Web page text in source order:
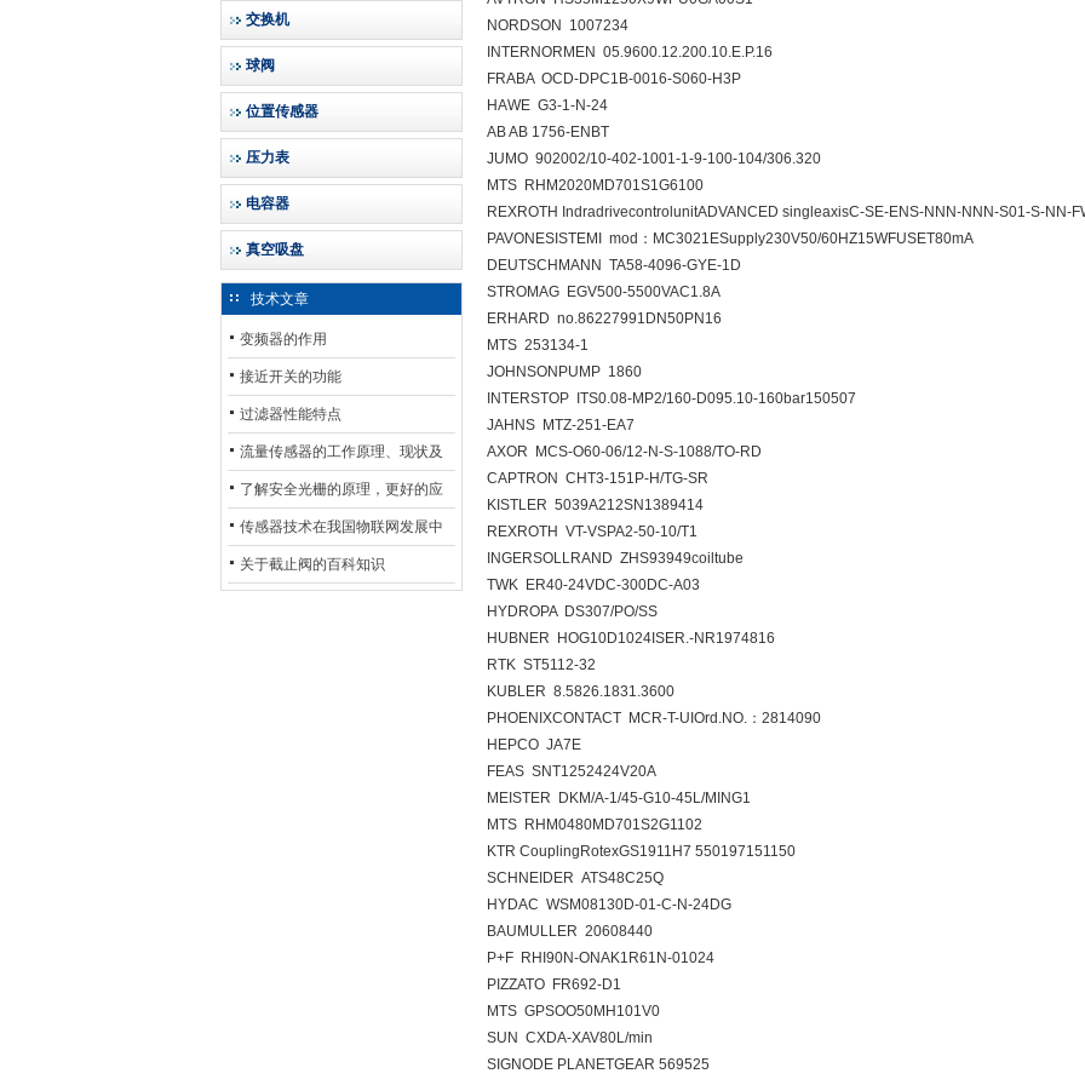
交换机
球阀
位置传感器
压力表
电容器
真空吸盘
技术文章
变频器的作用
接近开关的功能
过滤器性能特点
流量传感器的工作原理、现状及
其发展前景
了解安全光栅的原理，更好的应
用安全光栅
传感器技术在我国物联网发展中
的地位*
关于截止阀的百科知识
NORDSON 1007234
INTERNORMEN 05.9600.12.200.10.E.P.16
FRABA OCD-DPC1B-0016-S060-H3P
HAWE G3-1-N-24
AB AB 1756-ENBT
JUMO 902002/10-402-1001-1-9-100-104/306.320
MTS RHM2020MD701S1G6100
REXROTH IndradrivecontrolunitADVANCED singleaxisC-SE-ENS-NNN-NNN-S01-S-NN-
PAVONESISTEMI mod：MC3021ESupply230V50/60HZ15WFUSET80mA
DEUTSCHMANN TA58-4096-GYE-1D
STROMAG EGV500-5500VAC1.8A
ERHARD no.86227991DN50PN16
MTS 253134-1
JOHNSONPUMP 1860
INTERSTOP ITS0.08-MP2/160-D095.10-160bar150507
JAHNS MTZ-251-EA7
AXOR MCS-O60-06/12-N-S-1088/TO-RD
CAPTRON CHT3-151P-H/TG-SR
KISTLER 5039A212SN1389414
REXROTH VT-VSPA2-50-10/T1
INGERSOLLRAND ZHS93949coiltube
TWK ER40-24VDC-300DC-A03
HYDROPA DS307/PO/SS
HUBNER HOG10D1024ISER.-NR1974816
RTK ST5112-32
KUBLER 8.5826.1831.3600
PHOENIXCONTACT MCR-T-UIOrd.NO.：2814090
HEPCO JA7E
FEAS SNT1252424V20A
MEISTER DKM/A-1/45-G10-45L/MING1
MTS RHM0480MD701S2G1102
KTR CouplingRotexGS1911H7 550197151150
SCHNEIDER ATS48C25Q
HYDAC WSM08130D-01-C-N-24DG
BAUMULLER 20608440
P+F RHI90N-ONAK1R61N-01024
PIZZATO FR692-D1
MTS GPSOO50MH101V0
SUN CXDA-XAV80L/min
SIGNODE PLANETGEAR 569525